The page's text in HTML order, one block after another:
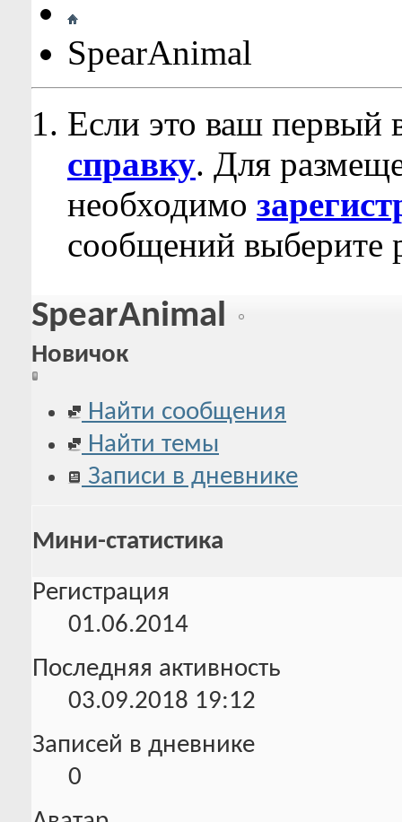
SpearAnimal
Если это ваш первый
справку. Для
необходимо
сообщений выберите
SpearAnimal
Новичок
Найти сообщения
Найти темы
Записи в дневнике
Мини-статистика
Регистрация
01.06.2014
Последняя активность
03.09.2018 19:12
Записей в дневнике
0